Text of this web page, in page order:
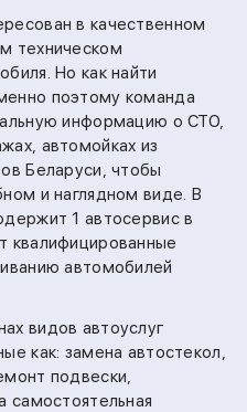
в качественном
техническом
Но как найти
поэтому команда
информацию о СТО,
автомойках из
Беларуси, чтобы
и наглядном виде. В
1 автосервис в
квалифицированные
автомобилей
видов автоуслуг
как: замена автостекол,
подвески,
самостоятельная